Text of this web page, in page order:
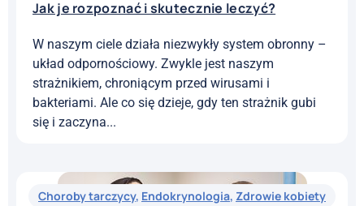
Jak je rozpoznać i skutecznie leczyć?
W naszym ciele działa niezwykły system obronny –
układ odpornościowy. Zwykle jest naszym
strażnikiem, chroniącym przed wirusami i
bakteriami. Ale co się dzieje, gdy ten strażnik gubi
się i zaczyna...
Choroby tarczycy, Endokrynologia, Zdrowie kobiety